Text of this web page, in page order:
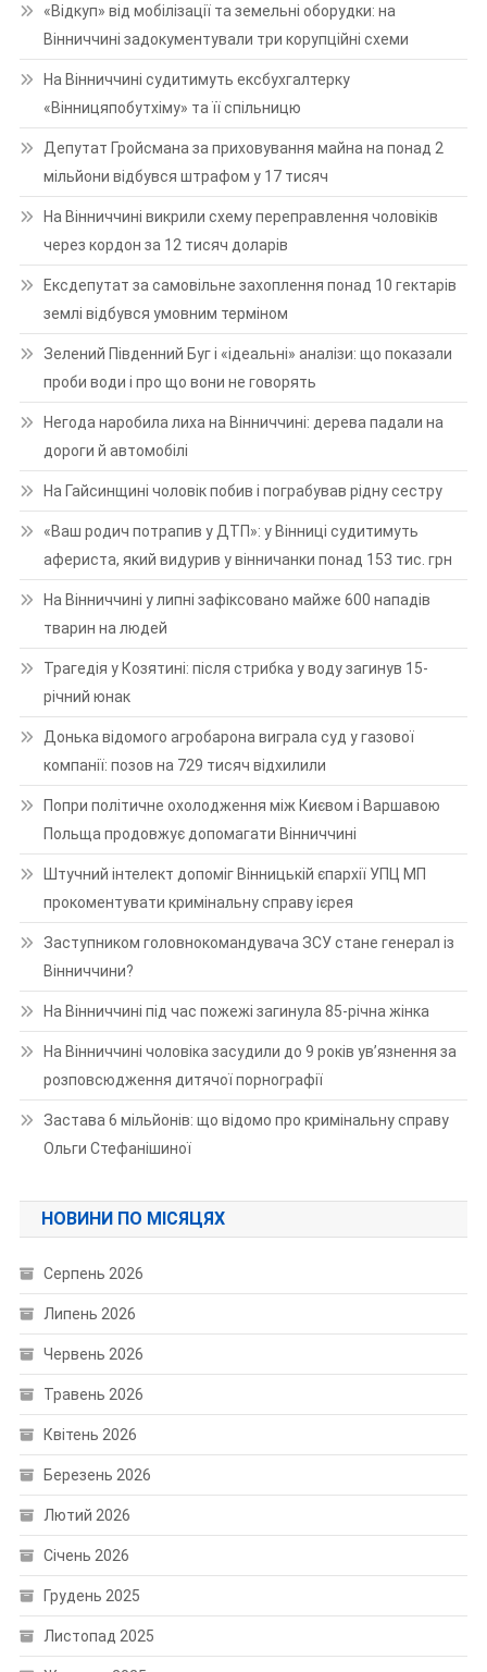
«Відкуп» від мобілізації та земельні оборудки: на
Вінниччині задокументували три корупційні схеми
На Вінниччині судитимуть ексбухгалтерку
«Вінницяпобутхіму» та її спільницю
Депутат Гройсмана за приховування майна на понад 2
мільйони відбувся штрафом у 17 тисяч
На Вінниччині викрили схему переправлення чоловіків
через кордон за 12 тисяч доларів
Ексдепутат за самовільне захоплення понад 10 гектарів
землі відбувся умовним терміном
Зелений Південний Буг і «ідеальні» аналізи: що показали
проби води і про що вони не говорять
Негода наробила лиха на Вінниччині: дерева падали на
дороги й автомобілі
На Гайсинщині чоловік побив і пограбував рідну сестру
«Ваш родич потрапив у ДТП»: у Вінниці судитимуть
афериста, який видурив у вінничанки понад 153 тис. грн
На Вінниччині у липні зафіксовано майже 600 нападів
тварин на людей
Трагедія у Козятині: після стрибка у воду загинув 15-
річний юнак
Донька відомого агробарона виграла суд у газової
компанії: позов на 729 тисяч відхилили
Попри політичне охолодження між Києвом і Варшавою
Польща продовжує допомагати Вінниччині
Штучний інтелект допоміг Вінницькій єпархії УПЦ МП
прокоментувати кримінальну справу ієрея
Заступником головнокомандувача ЗСУ стане генерал із
Вінниччини?
На Вінниччині під час пожежі загинула 85-річна жінка
На Вінниччині чоловіка засудили до 9 років ув’язнення за
розповсюдження дитячої порнографії
Застава 6 мільйонів: що відомо про кримінальну справу
Ольги Стефанішиної
НОВИНИ ПО МІСЯЦЯХ
Серпень 2026
Липень 2026
Червень 2026
Травень 2026
Квітень 2026
Березень 2026
Лютий 2026
Січень 2026
Грудень 2025
Листопад 2025